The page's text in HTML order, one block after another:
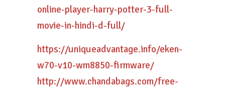
online-player-harry-potter-3-full-
movie-in-hindi-d-full/
https://uniqueadvantage.info/eken-
w70-v10-wm8850-firmware/
http://www.chandabags.com/free-